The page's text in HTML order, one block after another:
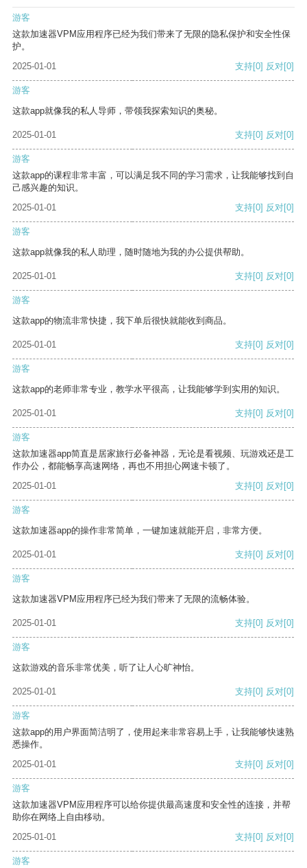
游客
这款加速器VPM应用程序已经为我们带来了无限的隐私保护和安全性保
护。
2025-01-01
支持[0] 反对[0]
游客
这款app就像我的私人导师，带领我探索知识的奥秘。
2025-01-01 支持[0] 反对[0]
游客
这款app的课程非常丰富，可以满足我不同的学习需求，让我能够找到自
己感兴趣的知识。
2025-01-01
支持[0] 反对[0]
游客
这款app就像我的私人助理，随时随地为我的办公提供帮助。
2025-01-01 支持[0] 反对[0]
游客
这款app的物流非常快捷，我下单后很快就能收到商品。
2025-01-01 支持[0] 反对[0]
游客
这款app的老师非常专业，教学水平很高，让我能够学到实用的知识。
2025-01-01 支持[0] 反对[0]
游客
这款加速器app简直是居家旅行必备神器，无论是看视频、玩游戏还是工
作办公，都能畅享高速网络，再也不用担心网速卡顿了。
2025-01-01
支持[0] 反对[0]
游客
这款加速器app的操作非常简单，一键加速就能开启，非常方便。
2025-01-01 支持[0] 反对[0]
游客
这款加速器VPM应用程序已经为我们带来了无限的流畅体验。
2025-01-01 支持[0] 反对[0]
游客
这款游戏的音乐非常优美，听了让人心旷神怡。
2025-01-01 支持[0] 反对[0]
游客
这款app的用户界面简洁明了，使用起来非常容易上手，让我能够快速熟
悉操作。
2025-01-01
支持[0] 反对[0]
游客
这款加速器VPM应用程序可以给你提供最高速度和安全性的连接，并帮
助你在网络上自由移动。
2025-01-01
支持[0] 反对[0]
游客